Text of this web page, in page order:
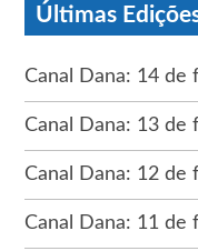
Últimas
Canal Dana: 14
Canal Dana: 13
Canal Dana: 12
Canal Dana: 11